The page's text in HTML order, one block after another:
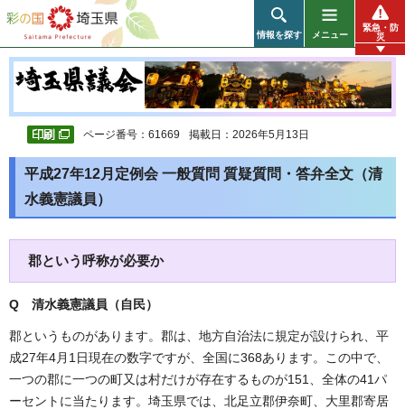
彩の国 埼玉県
情報を探す メニュー
緊急・防
災
ページ番号：61669 掲載日：2026年5月13日
平成27年12月定例会 一般質問 質疑質問・答弁全文（清
水義憲議員）
郡という呼称が必要か
Q 清水義憲議員（自民）
郡というものがあります。郡は、地方自治法に規定が設けられ、平
成27年4月1日現在の数字ですが、全国に368あります。この中で、
一つの郡に一つの町又は村だけが存在するものが151、全体の41パ
ーセントに当たります。埼玉県では、北足立郡伊奈町、大里郡寄居